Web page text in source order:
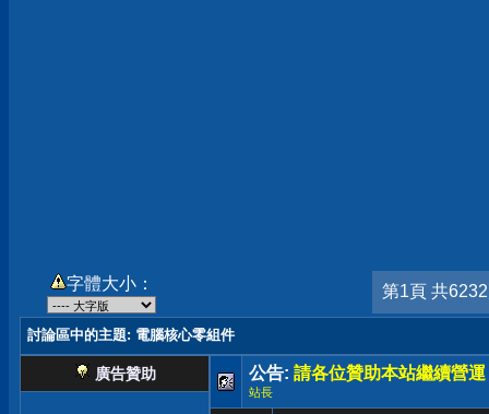
字體大小： 第1頁 共
討論區中的主題: 電腦核心零組件
廣告贊助 公告: 請各位贊助本站繼續營運
站長